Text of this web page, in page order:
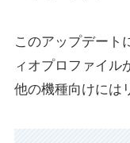
このアップデート
ィオプロファイル
他の機種向けには